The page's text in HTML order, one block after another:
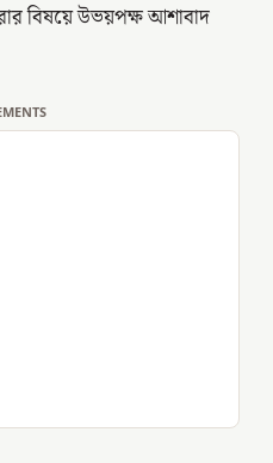
বিষয়ে উভয়পক্ষ আশাবাদ